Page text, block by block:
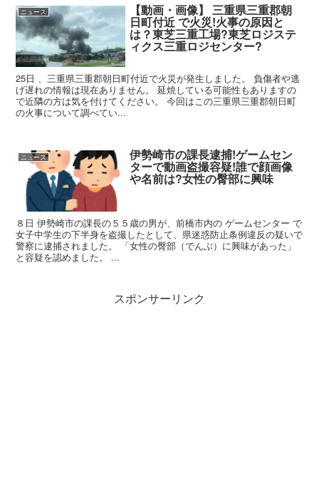
ニュース 【動画・画像】 三重県三重郡朝
日町付近 で火災!火事の原因と
は？東芝三重工場?東芝ロジステ
ィクス三重ロジセンター?
25日 、三重県三重郡朝日町付近で火災が発生しました。 負傷者や逃
げ遅れの情報は現在ありません。 延焼している可能性もありますの
で近隣の方は気を付けてください。 今回はこの三重県三重郡朝日町
の火事について調べてい...
ニュース 伊勢崎市の課長逮捕!ゲームセン
ターで動画盗撮容疑!誰で顔画像
や名前は?女性の臀部に興味
８日 伊勢崎市の課長の５５歳の男が、前橋市内の ゲームセンター で
女子中学生の下半身を盗撮したとして、県迷惑防止条例違反の疑いで
警察に逮捕されました。 「女性の臀部（でんぶ）に興味があった」
と容疑を認めました。 ...
スポンサーリンク